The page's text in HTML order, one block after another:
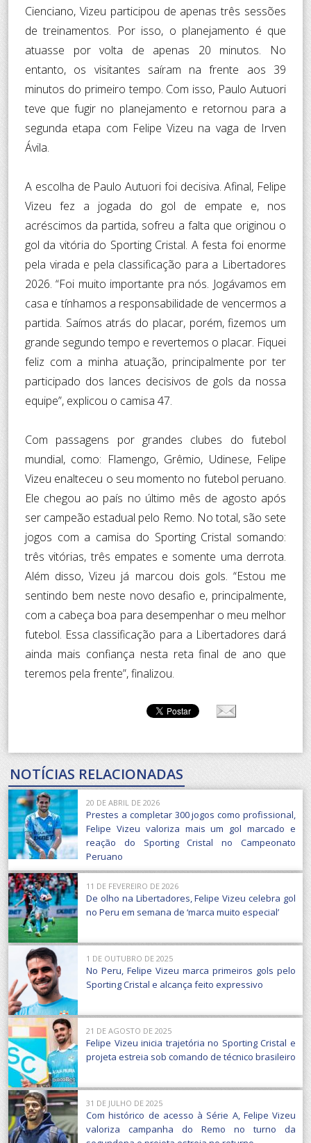
Cienciano, Vizeu participou de apenas três sessões
de treinamentos. Por isso, o planejamento é que
atuasse por volta de apenas 20 minutos. No
entanto, os visitantes saíram na frente aos 39
minutos do primeiro tempo. Com isso, Paulo Autuori
teve que fugir no planejamento e retornou para a
segunda etapa com Felipe Vizeu na vaga de Irven
Ávila.
A escolha de Paulo Autuori foi decisiva. Afinal, Felipe
Vizeu fez a jogada do gol de empate e, nos
acréscimos da partida, sofreu a falta que originou o
gol da vitória do Sporting Cristal. A festa foi enorme
pela virada e pela classificação para a Libertadores
2026. “Foi muito importante pra nós. Jogávamos em
casa e tínhamos a responsabilidade de vencermos a
partida. Saímos atrás do placar, porém, fizemos um
grande segundo tempo e revertemos o placar. Fiquei
feliz com a minha atuação, principalmente por ter
participado dos lances decisivos de gols da nossa
equipe”, explicou o camisa 47.
Com passagens por grandes clubes do futebol
mundial, como: Flamengo, Grêmio, Udinese, Felipe
Vizeu enalteceu o seu momento no futebol peruano.
Ele chegou ao país no último mês de agosto após
ser campeão estadual pelo Remo. No total, são sete
jogos com a camisa do Sporting Cristal somando:
três vitórias, três empates e somente uma derrota.
Além disso, Vizeu já marcou dois gols. “Estou me
sentindo bem neste novo desafio e, principalmente,
com a cabeça boa para desempenhar o meu melhor
futebol. Essa classificação para a Libertadores dará
ainda mais confiança nesta reta final de ano que
teremos pela frente”, finalizou.
NOTÍCIAS RELACIONADAS
20 DE ABRIL DE 2026
Prestes a completar 300 jogos como profissional,
Felipe Vizeu valoriza mais um gol marcado e
reação do Sporting Cristal no Campeonato
Peruano
11 DE FEVEREIRO DE 2026
De olho na Libertadores, Felipe Vizeu celebra gol
no Peru em semana de ‘marca muito especial’
1 DE OUTUBRO DE 2025
No Peru, Felipe Vizeu marca primeiros gols pelo
Sporting Cristal e alcança feito expressivo
21 DE AGOSTO DE 2025
Felipe Vizeu inicia trajetória no Sporting Cristal e
projeta estreia sob comando de técnico brasileiro
31 DE JULHO DE 2025
Com histórico de acesso à Série A, Felipe Vizeu
valoriza campanha do Remo no turno da